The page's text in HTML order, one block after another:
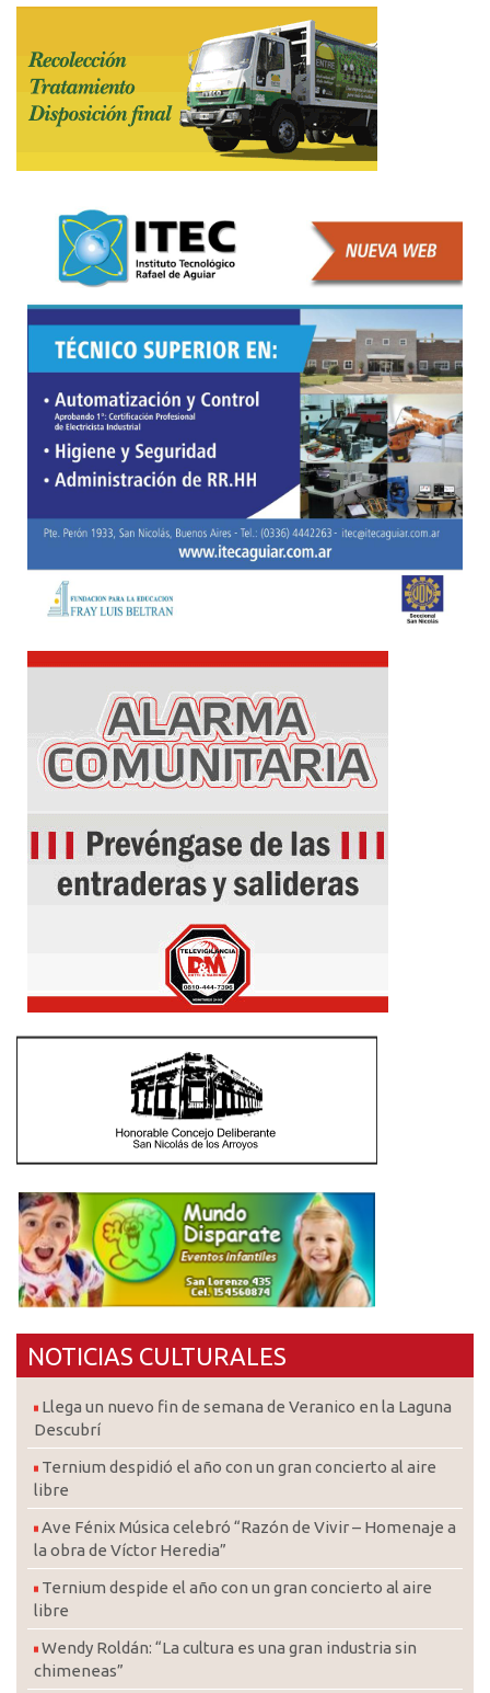
NOTICIAS CULTURALES
Llega un nuevo fin de semana de Veranico en la Laguna
Descubrí
Ternium despidió el año con un gran concierto al aire
libre
Ave Fénix Música celebró “Razón de Vivir – Homenaje a
la obra de Víctor Heredia”
Ternium despide el año con un gran concierto al aire
libre
Wendy Roldán: “La cultura es una gran industria sin
chimeneas”